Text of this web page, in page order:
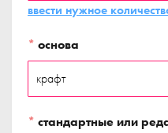
ввести нужное
* основа
* стандартные или